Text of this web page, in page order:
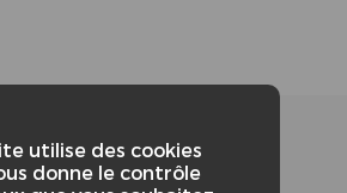
utilise des cookies
donne le contrôle